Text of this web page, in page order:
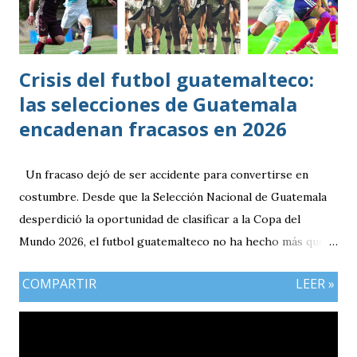
Crisis del futbol guatemalteco:
las selecciones de Guatemala
encadenan fracasos en 2026
Un fracaso dejó de ser accidente para convertirse en
costumbre. Desde que la Selección Nacional de Guatemala
desperdició la oportunidad de clasificar a la Copa del
Mundo 2026, el futbol guatemalteco no ha hecho más que
terminó destapando una realidad incómoda: las selecciones
nacionales atraviesan una crisis de resultados que refleja las
COMPARTIR LEER »